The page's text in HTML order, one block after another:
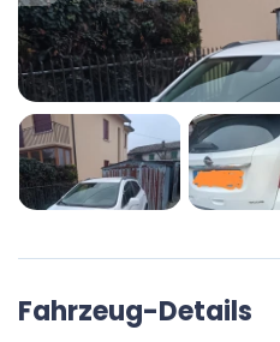
Fahrzeug-Details